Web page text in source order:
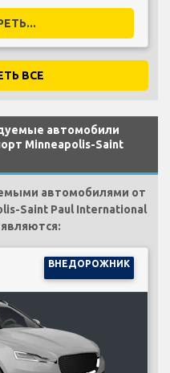
ВСЕ
автомобили
Minneapolis-Saint
автомобилями от
Saint Paul International
ВНЕДОРОЖНИК